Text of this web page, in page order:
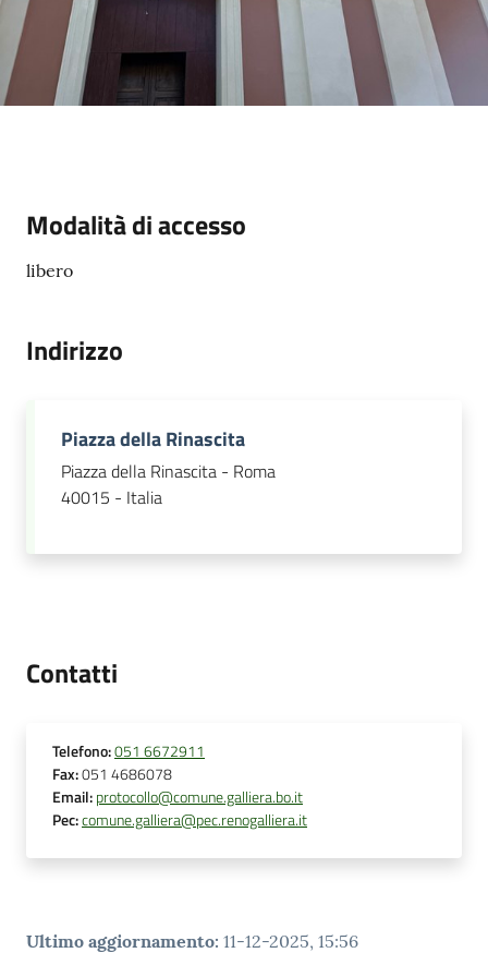
Modalità di accesso
libero
Indirizzo
Piazza della Rinascita
Piazza della Rinascita - Roma
40015 - Italia
Contatti
Telefono:051 6672911
Fax:051 4686078
Email:protocollo@comune.galliera.bo.it
Pec:comune.galliera@pec.renogalliera.it
Ultimo aggiornamento: 11-12-2025, 15:56